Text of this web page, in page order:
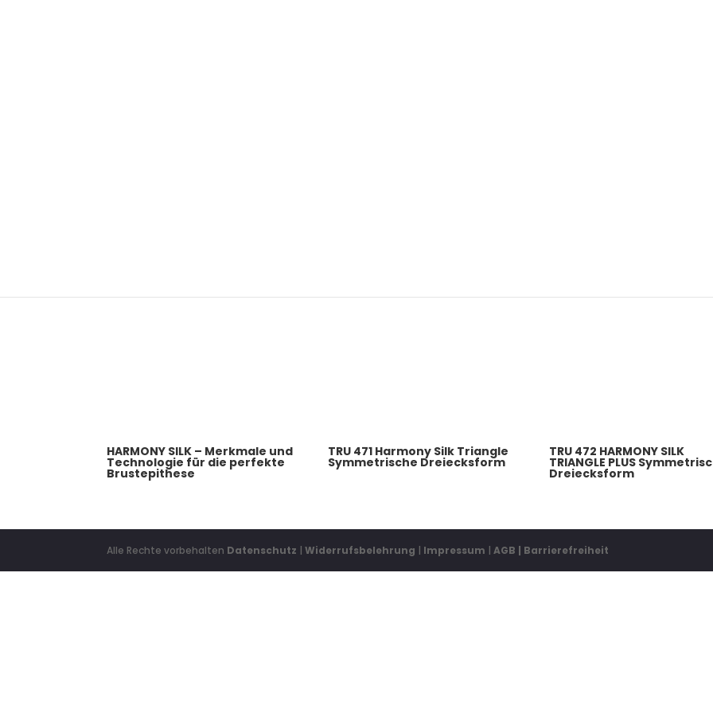
HARMONY SILK – Merkmale und
Technologie für die perfekte
Brustepithese
TRU 471 Harmony Silk Triangle
Symmetrische Dreiecksform
TRU 472 HARMONY SILK
TRIANGLE PLUS
Dreiecksform
Alle Rechte vorbehalten Datenschutz |Widerrufsbelehrung | Impressum |AGB | Barrierefreiheit